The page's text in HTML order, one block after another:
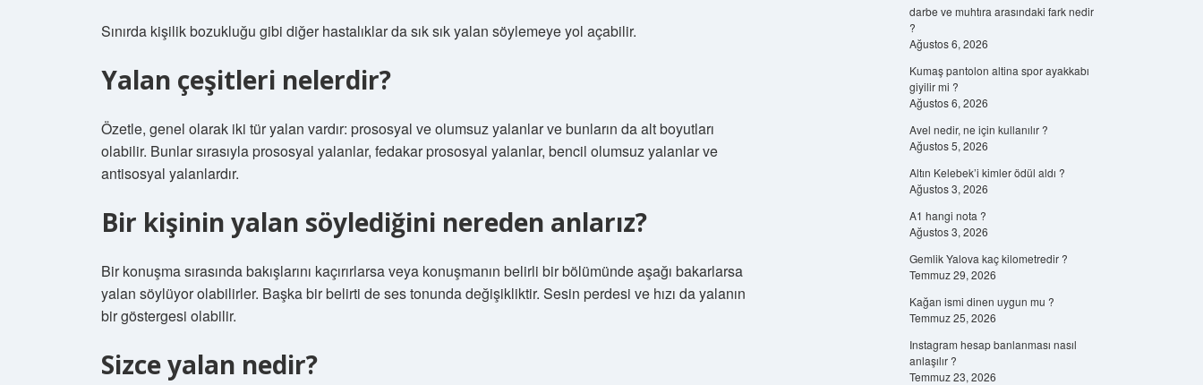
Sınırda kişilik bozukluğu gibi diğer hastalıklar da sık sık yalan söylemeye yol açabilir.
Yalan çeşitleri nelerdir?
Özetle, genel olarak iki tür yalan vardır: prososyal ve olumsuz yalanlar ve bunların da alt boyutları
olabilir. Bunlar sırasıyla prososyal yalanlar, fedakar prososyal yalanlar, bencil olumsuz yalanlar ve
antisosyal yalanlardır.
Bir kişinin yalan söylediğini nereden anlarız?
Bir konuşma sırasında bakışlarını kaçırırlarsa veya konuşmanın belirli bir bölümünde aşağı bakarlarsa
yalan söylüyor olabilirler. Başka bir belirti de ses tonunda değişikliktir. Sesin perdesi ve hızı da yalanın
bir göstergesi olabilir.
Sizce yalan nedir?
darbe ve muhtıra arasındaki fark nedir
?
Ağustos 6, 2026
Kumaş pantolon altina spor ayakkabı
giyilir mi ?
Ağustos 6, 2026
Avel nedir, ne için kullanılır ?
Ağustos 5, 2026
Altın Kelebek’i kimler ödül aldı ?
Ağustos 3, 2026
A1 hangi nota ?
Ağustos 3, 2026
Gemlik Yalova kaç kilometredir ?
Temmuz 29, 2026
Kağan ismi dinen uygun mu ?
Temmuz 25, 2026
Instagram hesap banlanması nasıl
anlaşılır ?
Temmuz 23, 2026